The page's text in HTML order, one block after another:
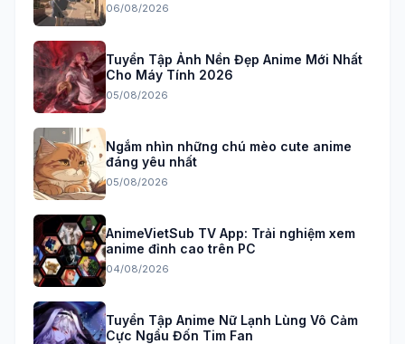
06/08/2026
Tuyển Tập Ảnh Nền Đẹp Anime Mới Nhất
Cho Máy Tính 2026
05/08/2026
Ngắm nhìn những chú mèo cute anime
đáng yêu nhất
05/08/2026
AnimeVietSub TV App: Trải nghiệm xem
anime đỉnh cao trên PC
04/08/2026
Tuyển Tập Anime Nữ Lạnh Lùng Vô Cảm
Cực Ngầu Đốn Tim Fan